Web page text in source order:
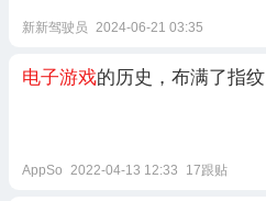
新新驾驶员 2024-06-21 03:35
电子游戏的历史，布满了指纹
AppSo 2022-04-13 12:33 17跟贴